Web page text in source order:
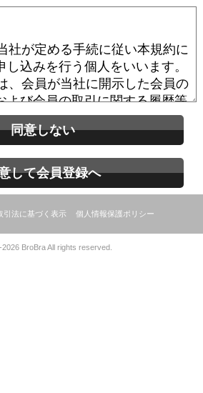
同意しない
して会員登録へ
引法に基づく表示 個人情報保護ポリシー
BroBra All rights reserved.